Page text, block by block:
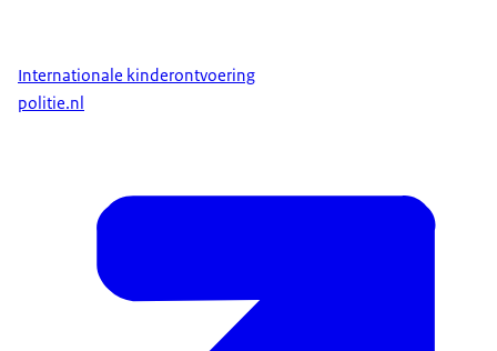
Internationale kinderontvoering
politie.nl